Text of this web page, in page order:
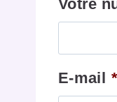
Votre
E-mail *